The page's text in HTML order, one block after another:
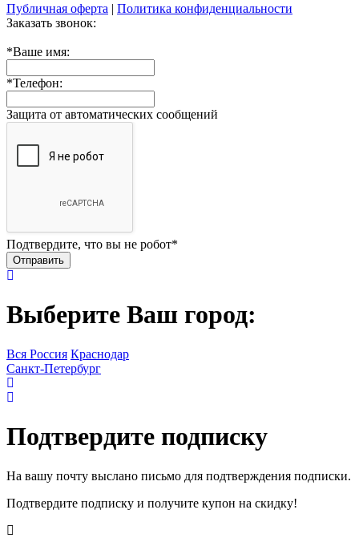
Публичная оферта | Политика конфиденциальности
Заказать звонок:
*Ваше имя:
*Телефон:
Защита от автоматических сообщений
Подтвердите, что вы не робот*
Выберите Ваш город:
Вся Россия Краснодар
Санкт-Петербург
Подтвердите подписку
На вашу почту выслано письмо для подтверждения подписки.
Подтвердите подписку и получите купон на скидку!